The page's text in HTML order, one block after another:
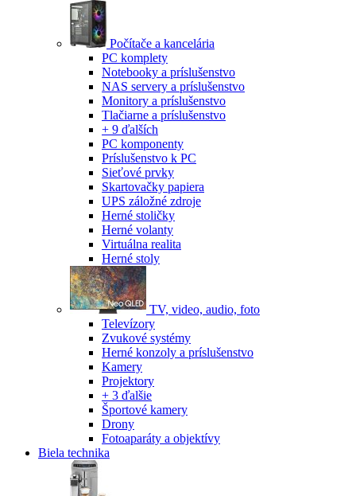
Počítače a kancelária
PC komplety
Notebooky a príslušenstvo
NAS servery a príslušenstvo
Monitory a príslušenstvo
Tlačiarne a príslušenstvo
+ 9 ďalších
PC komponenty
Príslušenstvo k PC
Sieťové prvky
Skartovačky papiera
UPS záložné zdroje
Herné stoličky
Herné volanty
Virtuálna realita
Herné stoly
TV, video, audio, foto
Televízory
Zvukové systémy
Herné konzoly a príslušenstvo
Kamery
Projektory
+ 3 ďalšie
Športové kamery
Drony
Fotoaparáty a objektívy
Biela technika